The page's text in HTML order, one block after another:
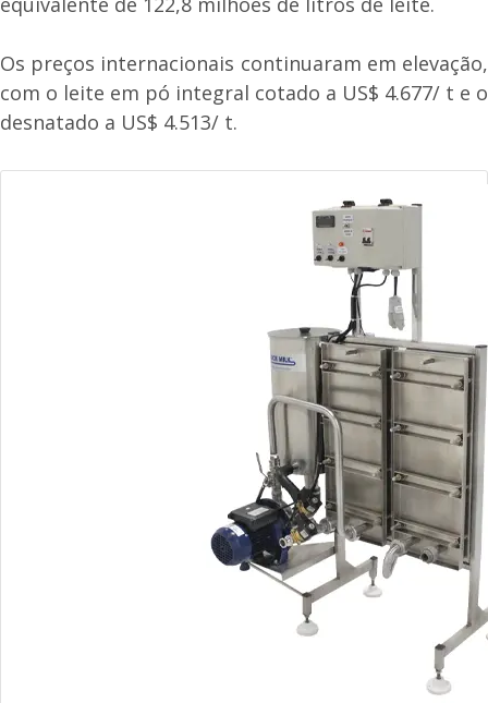
Os preços internacionais continuaram em elevação,
com o leite em pó integral cotado a US$ 4.677/ t e o
desnatado a US$ 4.513/ t.